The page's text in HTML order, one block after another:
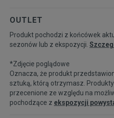
OUTLET
Produkt pochodzi z końcówek
sezonów lub z ekspozycji.
*Zdjęcie poglądowe
Oznacza, że produkt
sztuką, którą otrzymasz.
przecenione ze względu na
pochodzące z ekspozycji